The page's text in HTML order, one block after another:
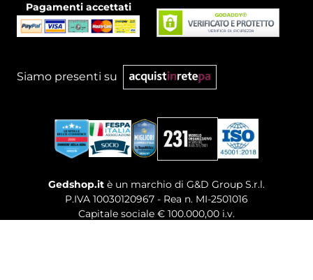
Pagamenti accettati
Siamo presenti su
Gedshop.it è un marchio di G&D Group S.r.l.
P.IVA 10030120967 - Rea n. MI-2501016
Capitale sociale € 100.000,00 i.v.